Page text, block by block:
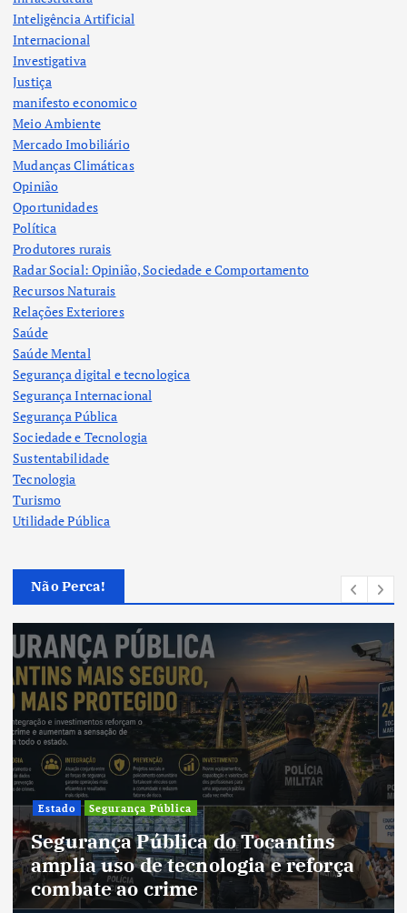
Inteligência Artificial
Internacional
Investigativa
Justiça
manifesto economico
Meio Ambiente
Mercado Imobiliário
Mudanças Climáticas
Opinião
Oportunidades
Política
Produtores rurais
Radar Social: Opinião, Sociedade e Comportamento
Recursos Naturais
Relações Exteriores
Saúde
Saúde Mental
Segurança digital e tecnologica
Segurança Internacional
Segurança Pública
Sociedade e Tecnologia
Sustentabilidade
Tecnologia
Turismo
Utilidade Pública
Não Perca!
Cultura
Cultura do Tocantins preserva
tradições e fortalece identidade de
um estado em constante
transformação